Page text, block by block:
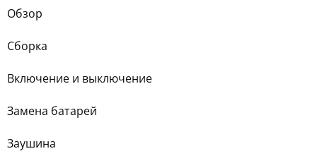
Обзор
Сборка
Включение и выключение
Замена батарей
Заушина